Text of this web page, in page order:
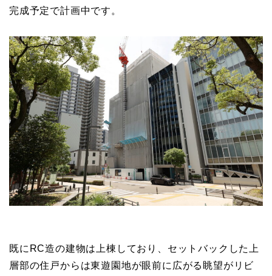
完成予定で計画中です。
既にRC造の建物は上棟しており、セットバックした上
層部の住戸からは東遊園地が眼前に広がる眺望がリビ